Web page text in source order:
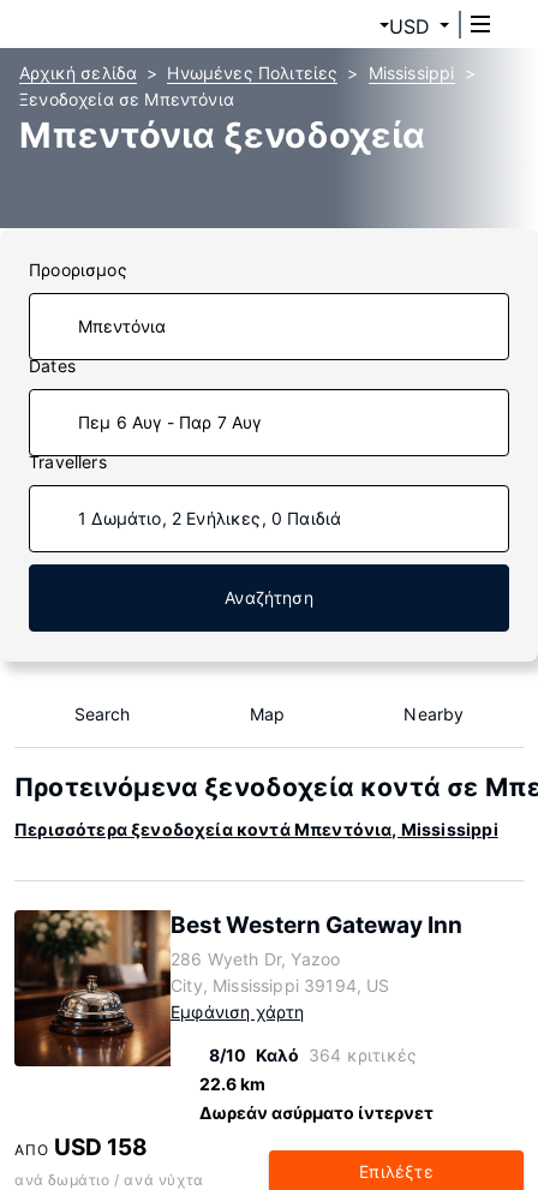
USD
Αρχική σελίδα Ηνωμένες Πολιτείες
Mississippi
Ξενοδοχεία σε Μπεντόνια
Μπεντόνια ξενοδοχεία
Προορισμος
Dates
Πεμ 6 Αυγ - Παρ 7 Αυγ
Travellers
1 Δωμάτιο, 2 Ενήλικες, 0 Παιδιά
Αναζήτηση
Search Map Nearby
Προτεινόμενα ξενοδοχεία κοντά σε
Περισσότερα ξενοδοχεία κοντά Μπεντόνια, Mississippi
Best Western Gateway Inn
286 Wyeth Dr, Yazoo
City, Mississippi 39194, US
Εμφάνιση χάρτη
8/10 Καλό 364 κριτικές
22.6 km
Δωρεάν ασύρματο ίντερνετ
ΑΠΌ USD 158
ανά δωμάτιο / ανά νύχτα Επιλέξτε